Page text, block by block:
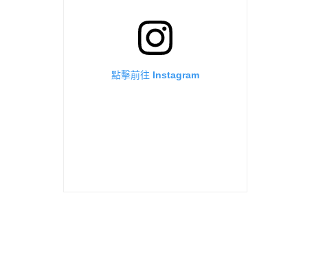
點擊前往 Instagram